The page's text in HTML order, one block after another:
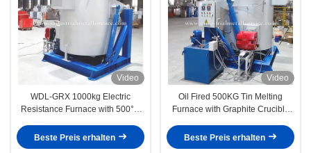
Video
WDL-GRX 1000kg Electric
Resistance Furnace with 500°C
Silicon Carbide Crucible for Tin
Melting
Beste Preis erhalten
Video
Oil Fired 500KG Tin Melting
Furnace with Graphite Crucible
Beste Preis erhalten